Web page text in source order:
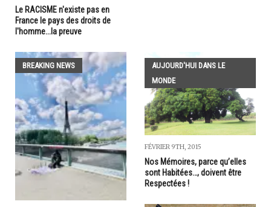
Le RACISME n'existe pas en
France le pays des droits de
l'homme...la preuve
BREAKING NEWS
AUJOURD'HUI DANS LE
MONDE
FÉVRIER 9TH, 2015
Nos Mémoires, parce qu’elles
sont Habitées…, doivent être
Respectées !